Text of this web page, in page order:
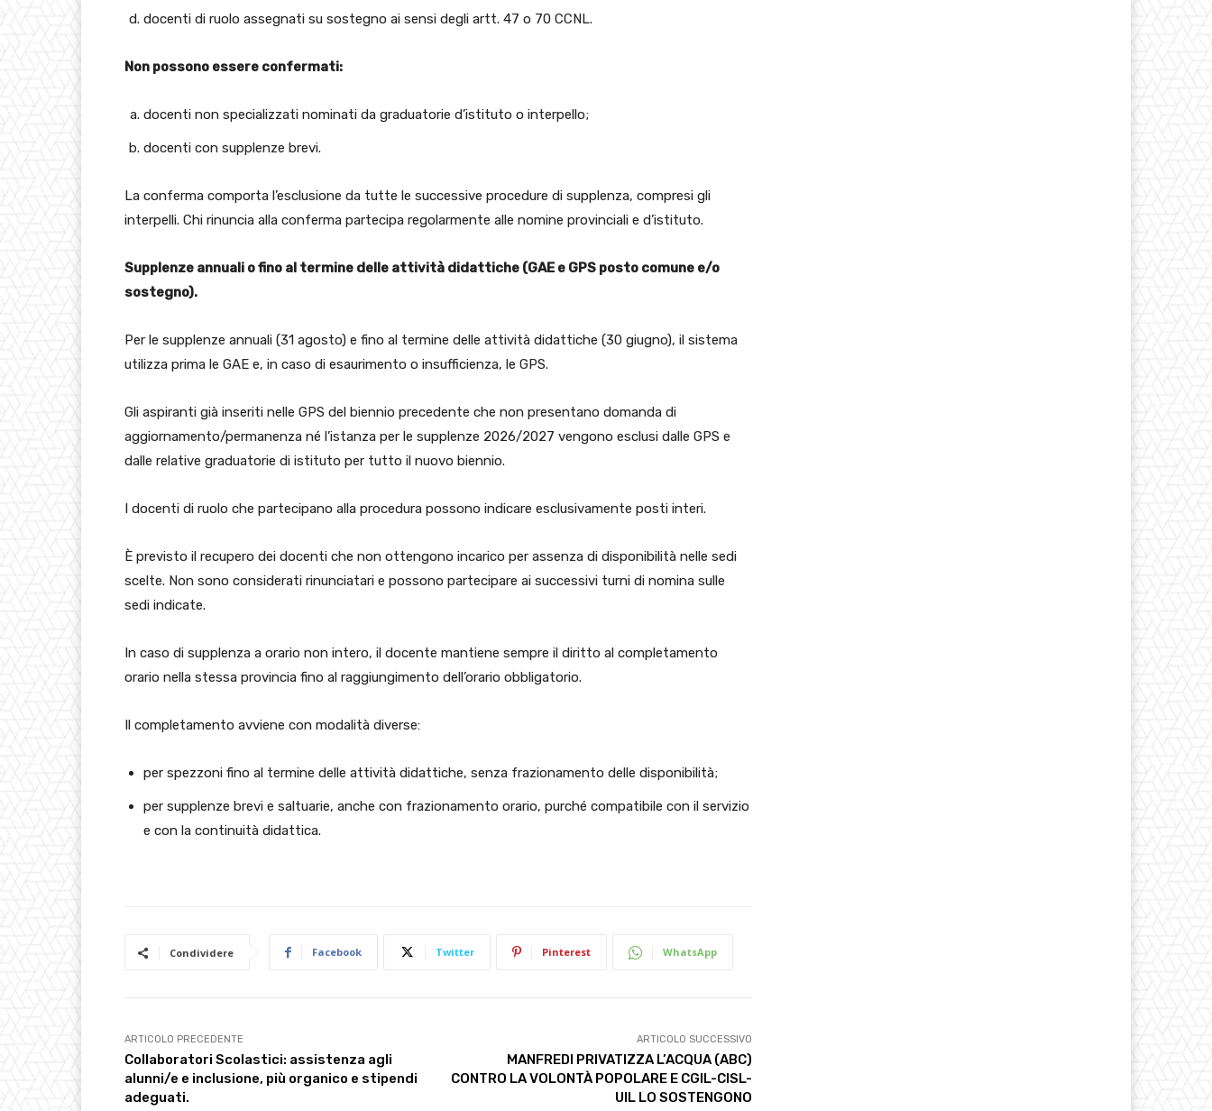
docenti di ruolo assegnati su sostegno ai sensi degli artt. 47 o 70 CCNL.
Non possono essere confermati:
docenti non specializzati nominati da graduatorie d’istituto o interpello;
docenti con supplenze brevi.
La conferma comporta l’esclusione da tutte le successive procedure di supplenza, compresi gli
interpelli. Chi rinuncia alla conferma partecipa regolarmente alle nomine provinciali e d’istituto.
Supplenze annuali o fino al termine delle attività didattiche (GAE e GPS posto comune e/o
sostegno).
Per le supplenze annuali (31 agosto) e fino al termine delle attività didattiche (30 giugno), il sistema
utilizza prima le GAE e, in caso di esaurimento o insufficienza, le GPS.
Gli aspiranti già inseriti nelle GPS del biennio precedente che non presentano domanda di
aggiornamento/permanenza né l’istanza per le supplenze 2026/2027 vengono esclusi dalle GPS e
dalle relative graduatorie di istituto per tutto il nuovo biennio.
I docenti di ruolo che partecipano alla procedura possono indicare esclusivamente posti interi.
È previsto il recupero dei docenti che non ottengono incarico per assenza di disponibilità nelle sedi
scelte. Non sono considerati rinunciatari e possono partecipare ai successivi turni di nomina sulle
sedi indicate.
In caso di supplenza a orario non intero, il docente mantiene sempre il diritto al completamento
orario nella stessa provincia fino al raggiungimento dell’orario obbligatorio.
Il completamento avviene con modalità diverse:
per spezzoni fino al termine delle attività didattiche, senza frazionamento delle disponibilità;
per supplenze brevi e saltuarie, anche con frazionamento orario, purché compatibile con il servizio
e con la continuità didattica.
Condividere Facebook Twitter Pinterest WhatsApp
ARTICOLO PRECEDENTE
Collaboratori Scolastici: assistenza agli
alunni/e e inclusione, più organico e stipendi
adeguati.
ARTICOLO SUCCESSIVO
MANFREDI PRIVATIZZA L’ACQUA (ABC)
CONTRO LA VOLONTÀ POPOLARE E CGIL-CISL-
UIL LO SOSTENGONO